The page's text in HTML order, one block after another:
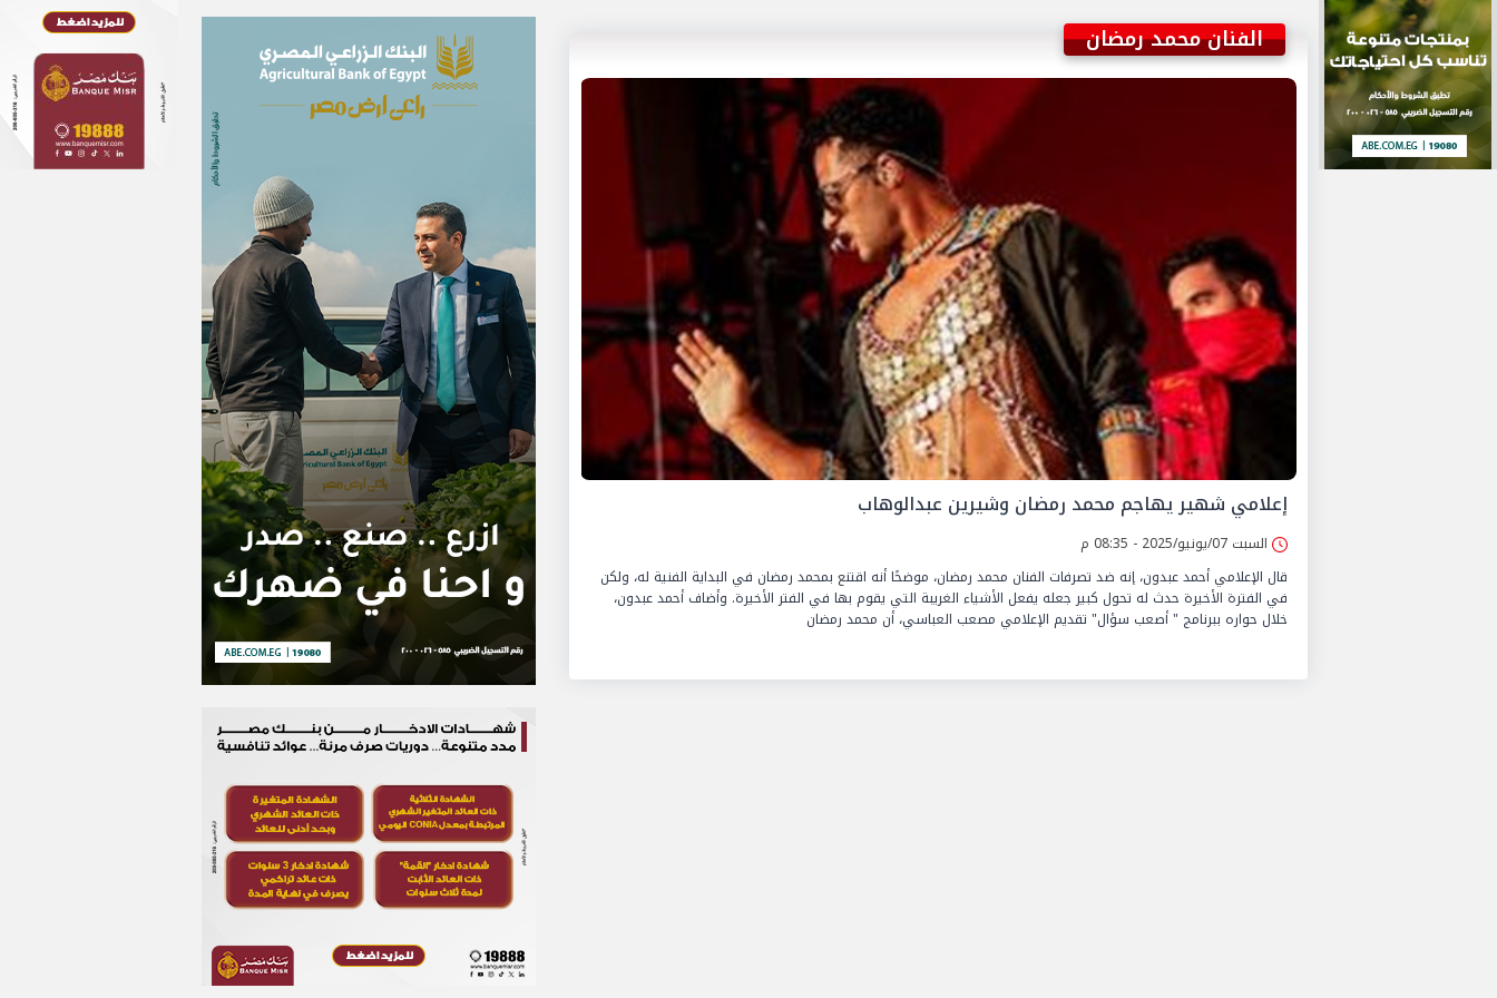
الفنان محمد رمضان
إعلامي شهير يهاجم محمد رمضان وشيرين عبدالوهاب
السبت 07/يونيو/2025 - 08:35 م
قال الإعلامي أحمد عبدون، إنه ضد تصرفات الفنان محمد رمضان، موضحًا أنه اقتنع بمحمد رمضان في البداية الفنية له، ولكن
في الفترة الأخيرة حدث له تحول كبير جعله يفعل الأشياء الغريبة التي يقوم بها في الفتر الأخيرة. وأضاف أحمد عبدون،
خلال حواره ببرنامج " أصعب سؤال" تقديم الإعلامي مصعب العباسي، أن محمد رمضان